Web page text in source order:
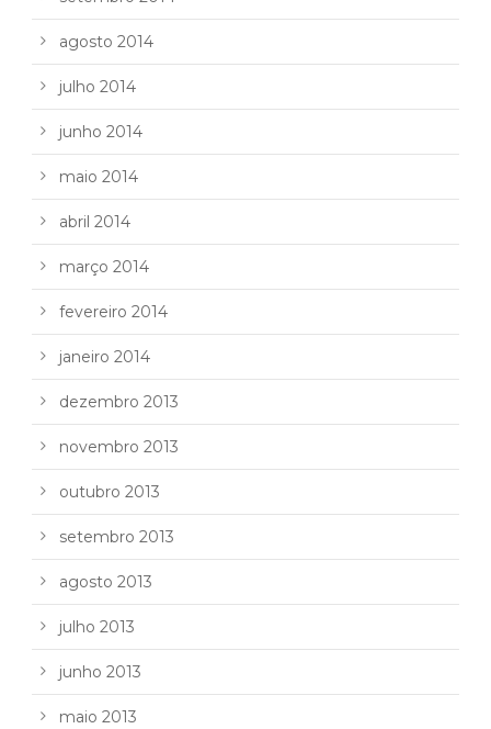
agosto 2014
julho 2014
junho 2014
maio 2014
abril 2014
março 2014
fevereiro 2014
janeiro 2014
dezembro 2013
novembro 2013
outubro 2013
setembro 2013
agosto 2013
julho 2013
junho 2013
maio 2013